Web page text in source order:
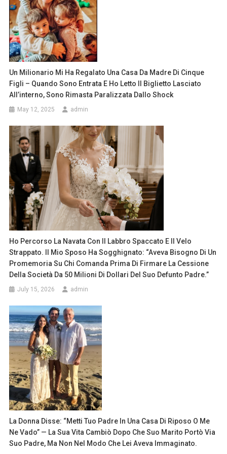
Un Milionario Mi Ha Regalato Una Casa Da Madre Di Cinque
Figli – Quando Sono Entrata E Ho Letto Il Biglietto Lasciato
All’interno, Sono Rimasta Paralizzata Dallo Shock
May 12, 2025 admin
Ho Percorso La Navata Con Il Labbro Spaccato E Il Velo
Strappato. Il Mio Sposo Ha Sogghignato: “Aveva Bisogno Di Un
Promemoria Su Chi Comanda Prima Di Firmare La Cessione
Della Società Da 50 Milioni Di Dollari Del Suo Defunto Padre.”
July 15, 2026 admin
La Donna Disse: “Metti Tuo Padre In Una Casa Di Riposo O Me
Ne Vado” — La Sua Vita Cambiò Dopo Che Suo Marito Portò Via
Suo Padre, Ma Non Nel Modo Che Lei Aveva Immaginato.